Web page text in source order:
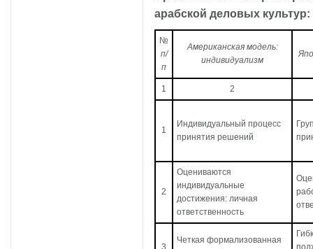
арабской деловых
№
п/
п
Американская модель:
индивидуализм
1 2
1
Индивидуальный процесс
принятия решений
2
Оцениваются
индивидуальные
достижения: личная
ответственность
3
Четкая формализованная